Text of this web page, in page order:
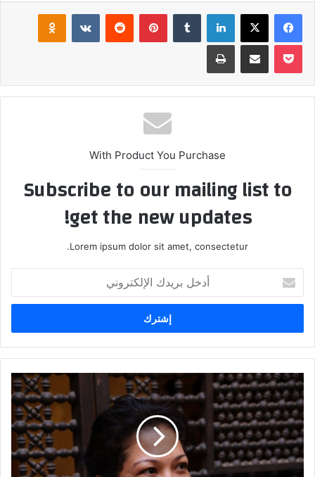
فيسبوك ‫X لينكدإن بينتيريست
‫Pocket مشاركة عبر البريد طباعة
With Product You Purchase
Subscribe to our mailing list to
get the new updates!
Lorem ipsum dolor sit amet, consectetur.
بريدك
الإلكتروني